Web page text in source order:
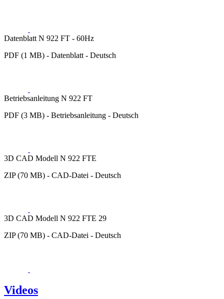
Datenblatt N 922 FT - 60Hz
PDF (1 MB) - Datenblatt - Deutsch
Betriebsanleitung N 922 FT
PDF (3 MB) - Betriebsanleitung - Deutsch
3D CAD Modell N 922 FTE
ZIP (70 MB) - CAD-Datei - Deutsch
3D CAD Modell N 922 FTE 29
ZIP (70 MB) - CAD-Datei - Deutsch
Videos